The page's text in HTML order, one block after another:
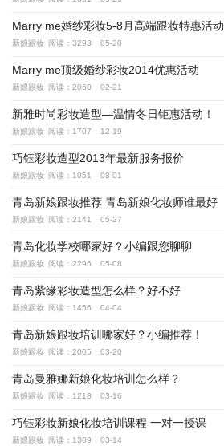
Marry me婚纱彩妆5-8月高端跟妆特惠活动
新娘跟妆 阅读：3293 05-20
Marry me顶级婚纱彩妆2014优惠活动
新娘跟妆 阅读：2060 02-21
新雅时尚彩妆造型—温情冬日钜惠活动！
新娘跟妆 阅读：1707 12-19
巧钰彩妆造型2013年最新服务报价
新娘跟妆 阅读：1051 08-01
青岛新娘跟妆推荐 青岛新娘化妆师谁最好
新娘跟妆 阅读：2141 05-27
青岛化妆学校哪家好？小编跟您聊聊
新娘跟妆 阅读：2296 05-08
青岛紫缘彩妆造型怎么样？好不好
新娘跟妆 阅读：1456 04-04
青岛新娘跟妆培训哪家好？小编推荐！
新娘跟妆 阅读：2005 03-20
青岛曼雅娜新娘化妆培训怎么样？
新娘跟妆 阅读：1218 03-16
巧钰彩妆新娘化妆培训课程 一对一授课
新娘跟妆 阅读：1309 03-14